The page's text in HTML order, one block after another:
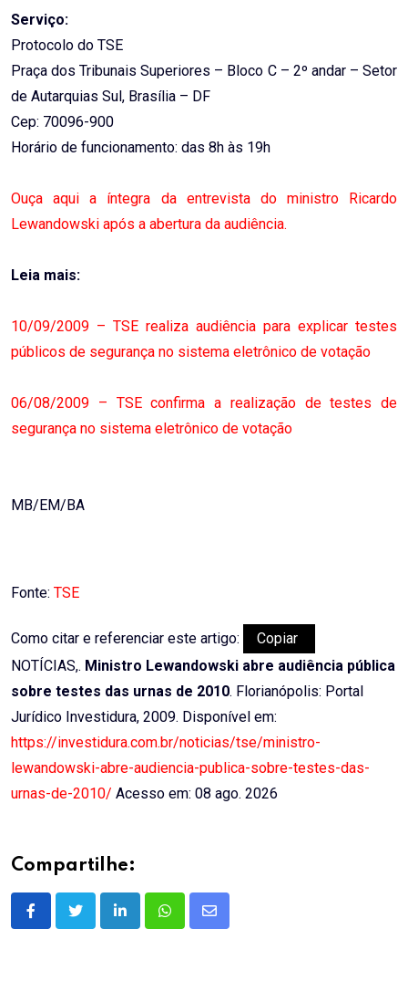
Serviço:
Protocolo do TSE
Praça dos Tribunais Superiores – Bloco C – 2º andar – Setor
de Autarquias Sul, Brasília – DF
Cep: 70096-900
Horário de funcionamento: das 8h às 19h
Ouça aqui a íntegra da entrevista do ministro Ricardo
Lewandowski após a abertura da audiência.
Leia mais:
10/09/2009 – TSE realiza audiência para explicar testes
públicos de segurança no sistema eletrônico de votação
06/08/2009 – TSE confirma a realização de testes de
segurança no sistema eletrônico de votação
MB/EM/BA
Fonte: TSE
Como citar e referenciar este artigo:
Copiar
NOTÍCIAS,. Ministro Lewandowski abre audiência pública
sobre testes das urnas de 2010. Florianópolis: Portal
Jurídico Investidura, 2009. Disponível em:
https://investidura.com.br/noticias/tse/ministro-
lewandowski-abre-audiencia-publica-sobre-testes-das-
urnas-de-2010/ Acesso em: 08 ago. 2026
Compartilhe:
LinkedInWhatsappShare